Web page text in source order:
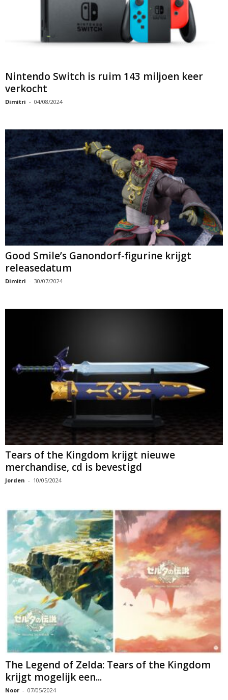
Nintendo Switch is ruim 143 miljoen keer
verkocht
Dimitri - 04/08/2024
Good Smile’s Ganondorf-figurine krijgt
releasedatum
Dimitri - 30/07/2024
Tears of the Kingdom krijgt nieuwe
merchandise, cd is bevestigd
Jorden - 10/05/2024
The Legend of Zelda: Tears of the Kingdom
krijgt mogelijk een...
Noor - 07/05/2024